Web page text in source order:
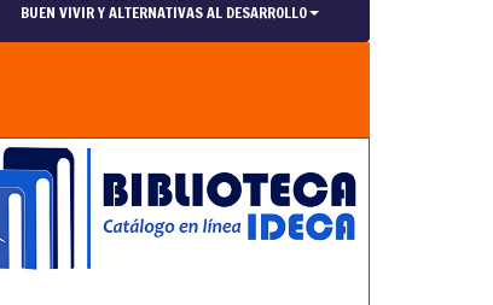
BUEN VIVIR Y ALTERNATIVAS AL DESARROLLO